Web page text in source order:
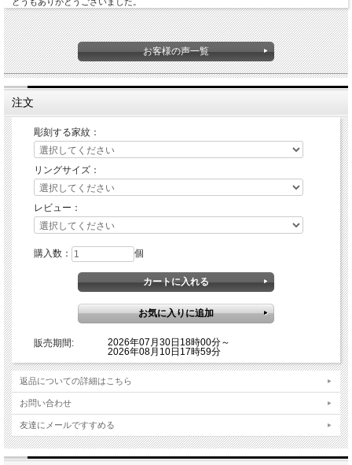
お客様の声一覧
注文
彫刻する家紋：
リングサイズ：
レビュー：
購入数： 個
販売期間:
2026年07月30日18時00分～
2026年08月10日17時59分
返品についての詳細はこちら
お問い合わせ
友達にメールですすめる